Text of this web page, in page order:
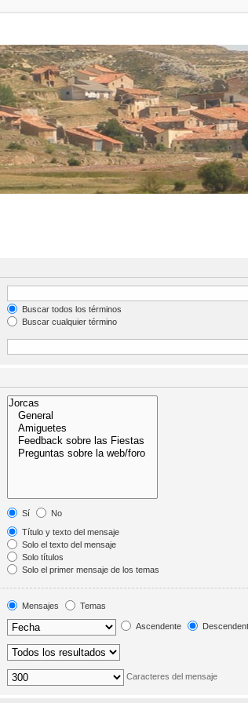
Buscar todos los términos
Buscar cualquier término
Sí
No
Título y texto del mensaje
Solo el texto del mensaje
Solo títulos
Solo el primer mensaje de los temas
Mensajes
Temas
Ascendente
Caracteres del mensaje